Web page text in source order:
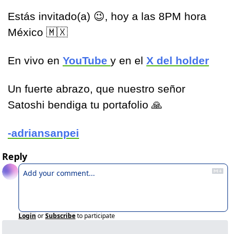
Estás invitado(a) 😉, hoy a las 8PM hora
México 🇲🇽
En vivo en YouTube y en el X del holder
Un fuerte abrazo, que nuestro señor
Satoshi bendiga tu portafolio 🙏
-adriansanpei
Reply
Login orSubscribeto participate